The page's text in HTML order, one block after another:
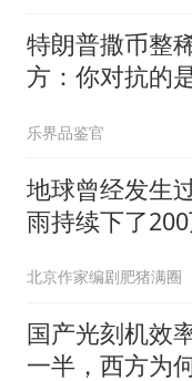
特朗普撒币整
方：你对抗的
乐界品鉴官
地球曾经发生
雨持续下了
北京作家编剧肥猪满圈
国产光刻机效
一半，西方为